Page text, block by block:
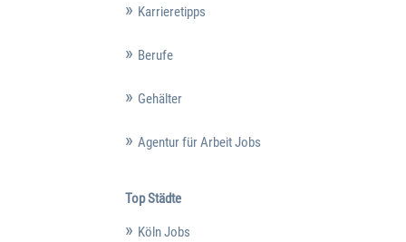
Karrieretipps
Berufe
Gehälter
Agentur für Arbeit Jobs
Top Städte
Köln Jobs